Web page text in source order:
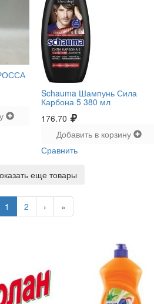
Schauma Шампунь Сила
Карбона 5 380 мл
176.70
Добавить в корзину
Сравнить
еще товары
1 2 › »